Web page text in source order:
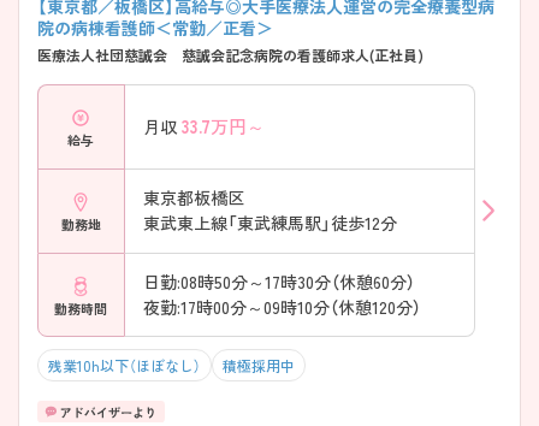
【東京都／板橋区】高給与◎大手医療法人運営の完全療養型病
院の病棟看護師＜常勤／正看＞
医療法人社団慈誠会 慈誠会記念病院の看護師求人(正社員)
給与
月収 33.7万円～
勤務地
東京都板橋区
東武東上線「東武練馬駅」徒歩12分
勤務時間
日勤:08時50分～17時30分（休憩60分）
夜勤:17時00分～09時10分（休憩120分）
残業10h以下（ほぼなし） 積極採用中